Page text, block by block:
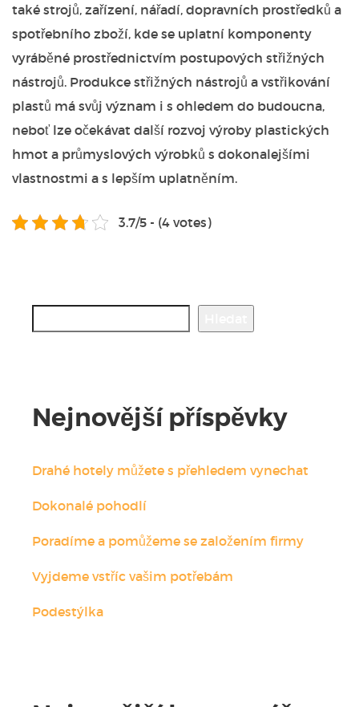
také strojů, zařízení, nářadí, dopravních prostředků a
spotřebního zboží, kde se uplatní komponenty
vyráběné prostřednictvím postupových střižných
nástrojů. Produkce střižných nástrojů a vstřikování
plastů má svůj význam i s ohledem do budoucna,
neboť lze očekávat další rozvoj výroby plastických
hmot a průmyslových výrobků s dokonalejšími
vlastnostmi a s lepším uplatněním.
3.7/5 - (4 votes)
Nejnovější příspěvky
Drahé hotely můžete s přehledem vynechat
Dokonalé pohodlí
Poradíme a pomůžeme se založením firmy
Vyjdeme vstříc vašim potřebám
Podestýlka